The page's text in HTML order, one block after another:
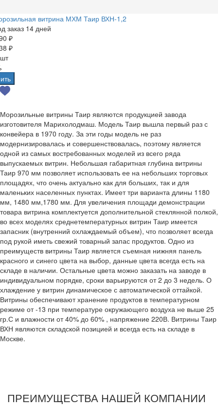
витрина МХМ Таир ВХН-1,2
заказ 14 дней
₽
₽
Морозильные витрины Таир являются продукцией завода
изготовителя Марихолодмаш. Модель Таир вышла первый раз с
конвейера в 1970 году. За эти годы модель не раз
модернизировалась и совершенствовалась, поэтому является
одной из самых востребованных моделей из всего ряда
выпускаемых витрин. Небольшая габаритная глубина витрины
Таир 970 мм позволяет использовать ее на небольших торговых
площадях, что очень актуально как для больших, так и для
маленьких населенных пунктах. Имеет три варианта длины 1180
мм, 1480 мм,1780 мм. Для увеличения площади демонстрации
товара витрина комплектуется дополнительной стеклянной полкой,
во всех моделях среднетемпературных витрин Таир имеется
запасник (внутренний охлаждаемый объем), что позволяет всегда
под рукой иметь свежий товарный запас продуктов. Одно из
преимуществ витрины Таир является съемная нижняя панель
красного и синего цвета на выбор, данные цвета всегда есть на
складе в наличии. Остальные цвета можно заказать на заводе в
индивидуальном порядке, сроки варьируются от 2 до 3 недель. О
хлаждение у витрин динамическое с автоматической оттайкой.
Витрины обеспечивают хранение продуктов в температурном
режиме от -13 при температуре окружающего воздуха не выше 25
гр.С и влажности от 40% до 60% , напряжение 220В. Витрины Таир
ВХН являются складской позицией и всегда есть на складе в
Москве.
ПРЕИМУЩЕСТВА НАШЕЙ КОМПАНИИ